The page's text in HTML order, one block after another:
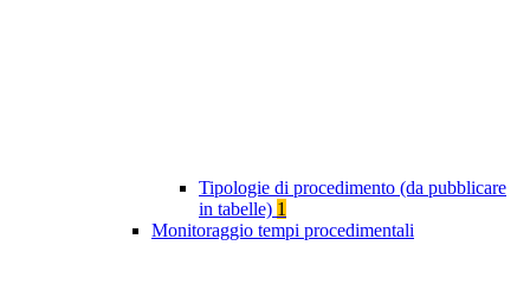
Tipologie di procedimento (da pubblicare
in tabelle) 1
Monitoraggio tempi procedimentali